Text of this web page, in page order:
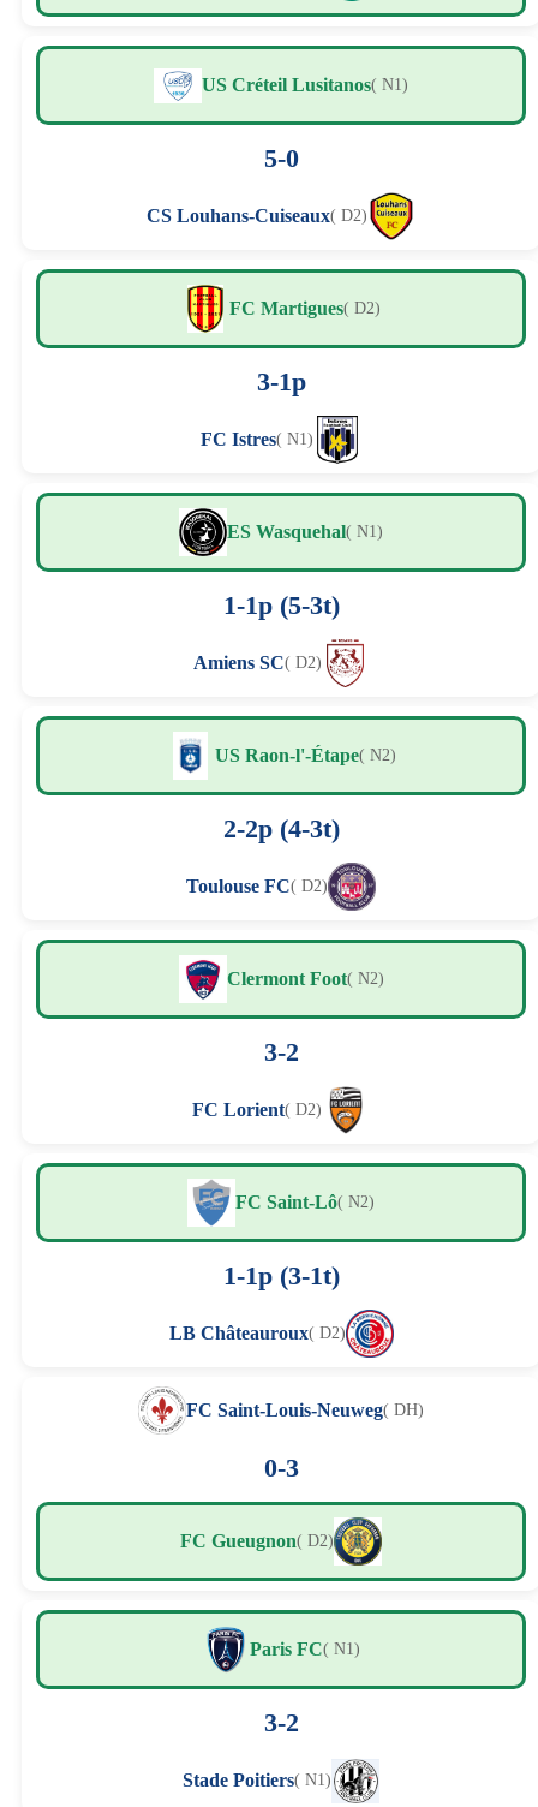
US Créteil Lusitanos( N1)
5-0
CS Louhans-Cuiseaux( D2)
FC Martigues( D2)
3-1p
FC Istres( N1)
ES Wasquehal( N1)
1-1p (5-3t)
Amiens SC( D2)
US Raon-l'-Étape( N2)
2-2p (4-3t)
Toulouse FC( D2)
Clermont Foot( N2)
3-2
FC Lorient( D2)
FC Saint-Lô( N2)
1-1p (3-1t)
LB Châteauroux( D2)
FC Saint-Louis-Neuweg( DH)
0-3
FC Gueugnon( D2)
Paris FC( N1)
3-2
Stade Poitiers( N1)